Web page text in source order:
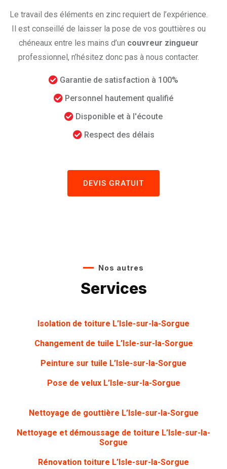
Le travail des éléments en zinc requiert de l’expérience.
Il est conseillé de laisser la pose de vos gouttières ou
chéneaux entre les mains d’un couvreur zingueur
professionnel, n’hésitez donc pas à nous contacter.
Garantie de satisfaction à 100%
Personnel hautement qualifié
Disponible et à l'écoute
Respect des délais
DEVIS GRATUIT
Nos autres
Services
Isolation de toiture L’Isle-sur-la-Sorgue
Changement de tuile L’Isle-sur-la-Sorgue
Peinture sur tuile L’Isle-sur-la-Sorgue
Pose de velux L’Isle-sur-la-Sorgue
Nettoyage de gouttière L’Isle-sur-la-Sorgue
Nettoyage et démoussage de toiture L’Isle-sur-la-
Sorgue
Rénovation toiture L’Isle-sur-la-Sorgue